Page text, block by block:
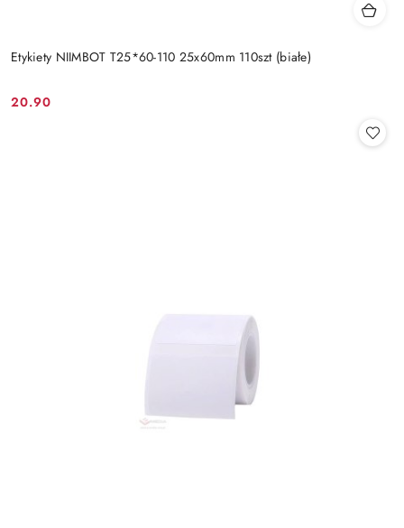
Etykiety NIIMBOT T25*60-110 25x60mm 110szt (białe)
Cena:
20.90